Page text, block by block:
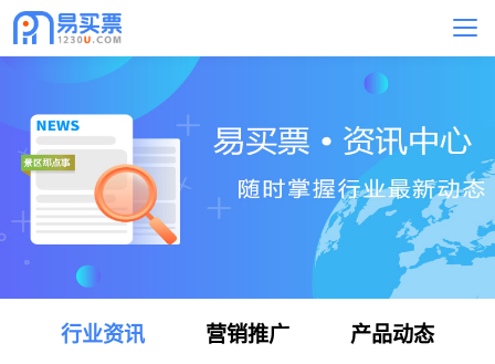
行业资讯 营销推广 产品动态